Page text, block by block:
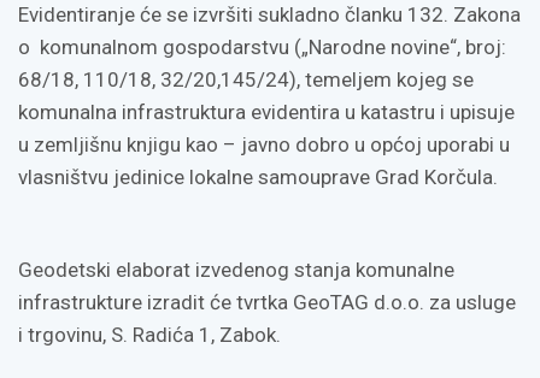
Evidentiranje će se izvršiti sukladno članku 132. Zakona
o komunalnom gospodarstvu („Narodne novine“, broj:
68/18, 110/18, 32/20,145/24), temeljem kojeg se
komunalna infrastruktura evidentira u katastru i upisuje
u zemljišnu knjigu kao – javno dobro u općoj uporabi u
vlasništvu jedinice lokalne samouprave Grad Korčula.
Geodetski elaborat izvedenog stanja komunalne
infrastrukture izradit će tvrtka GeoTAG d.o.o. za usluge
i trgovinu, S. Radića 1, Zabok.